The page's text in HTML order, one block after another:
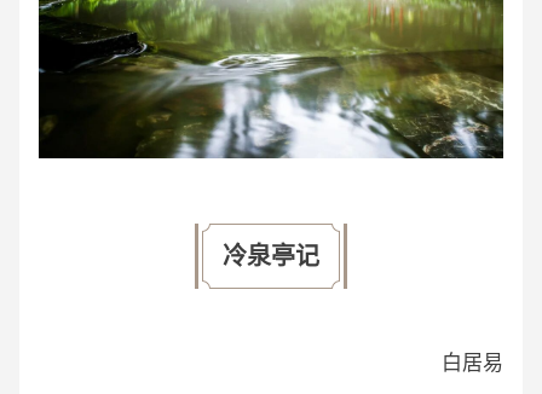
冷泉亭记
白居易